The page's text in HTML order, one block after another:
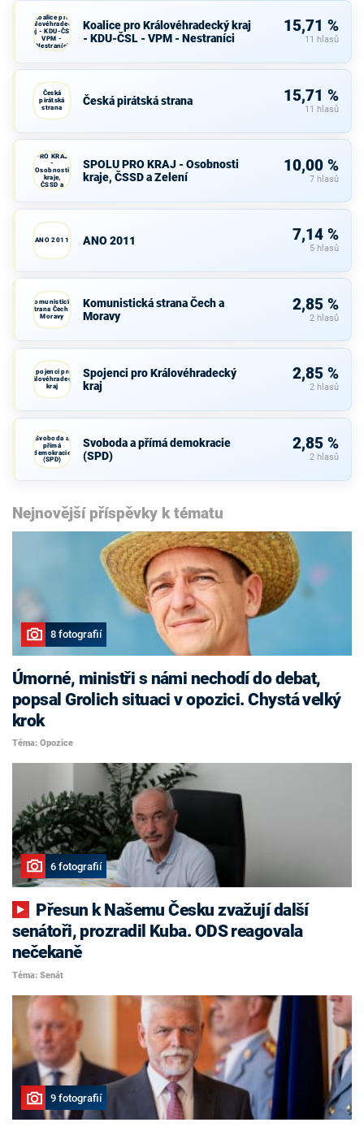
Koalice pro
Královéhradecký
kraj - KDU-ČSL -
VPM -
Nestraníci
Koalice pro Královéhradecký kraj
- KDU-ČSL - VPM - Nestraníci
15,71 %
11 hlasů
Česká
pirátská
strana
Česká pirátská strana 15,71 %
11 hlasů
PRO KRAJ
-
Osobnosti
kraje,
ČSSD a
Zelení
SPOLU PRO KRAJ - Osobnosti
kraje, ČSSD a Zelení
10,00 %
7 hlasů
ANO 2011 ANO 2011 7,14 %
5 hlasů
Komunistická
strana Čech a
Moravy
Komunistická strana Čech a
Moravy
2,85 %
2 hlasů
Spojenci pro
Královéhradecký
kraj
Spojenci pro Královéhradecký
kraj
2,85 %
2 hlasů
Svoboda a
přímá
demokracie
(SPD)
Svoboda a přímá demokracie
(SPD)
2,85 %
2 hlasů
Nejnovější příspěvky k tématu
8 fotografií
Úmorné, ministři s námi nechodí do debat,
popsal Grolich situaci v opozici. Chystá velký
krok
Téma: Opozice
6 fotografií
senátoři, prozradil Kuba. ODS reagovala
nečekaně
Téma: Senát
9 fotografií